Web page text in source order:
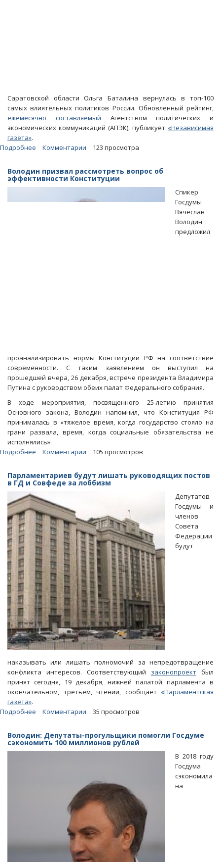
Саратовской области Ольга Баталина вернулась в топ-100
самых влиятельных политиков России. Обновленный рейтинг,
ежемесячно составляемый Агентством политических и
экономических коммуникаций (АПЭК), публикует «Независимая
газета».
Подробнее
вернулась
в
Комментарии 123 просмотра
Володин призвал рассмотреть вопрос об
эффективности Конституции
Спикер
Госдумы
Вячеслав
Володин
предложил
проанализировать нормы Конституции РФ на соответствие
современности. С таким заявлением он выступил на
прошедшей вчера, 26 декабря, встрече президента Владимира
Путина с руководством обеих палат Федерального собрания.
В ходе мероприятия, посвященного 25-летию принятия
Основного закона, Володин напомнил, что Конституция РФ
принималась в «тяжелое время, когда государство стояло на
грани развала, время, когда социальные обязательства не
исполнялись».
Подробнее
рассмотреть
об
эффективности
Конституции
Комментарии 105 просмотров
Парламентариев будут лишать руководящих постов
в ГД и Совфеде за лоббизм
Депутатов
Госдумы и
членов
Совета
Федерации
будут
наказывать или лишать полномочий за непредотвращение
конфликта интересов. Соответствующий законопроект был
принят сегодня, 19 декабря, нижней палатой парламента в
окончательном, третьем, чтении, сообщает «Парламентская
газета».
Подробнее
будут
лишать
руководящих
Комментарии 35 просмотров
Володин: Депутаты-прогульщики помогли Госдуме
сэкономить 100 миллионов рублей
В 2018 году
Госдума
сэкономила
на